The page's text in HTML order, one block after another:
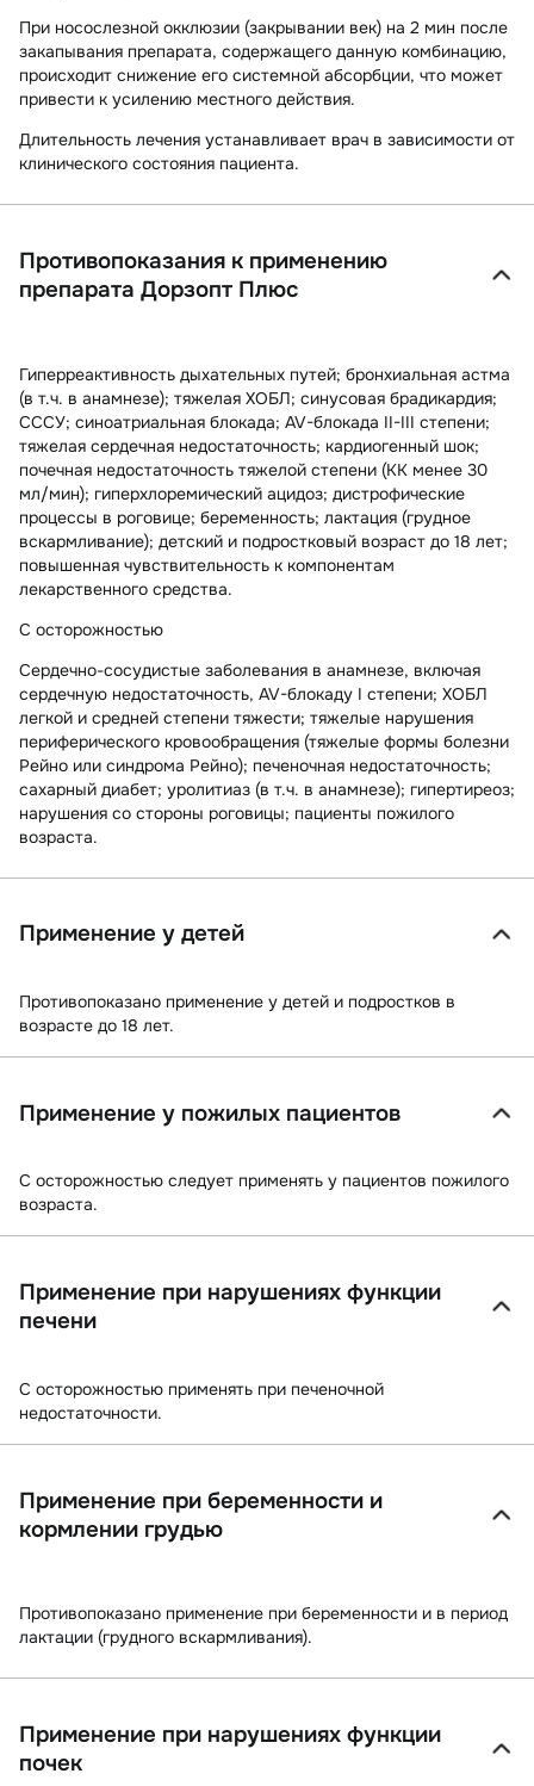
При носослезной окклюзии (закрывании век) на 2 мин после
закапывания препарата, содержащего данную комбинацию,
происходит снижение его системной абсорбции, что может
привести к усилению местного действия.
Длительность лечения устанавливает врач в зависимости от
клинического состояния пациента.
Противопоказания к применению
препарата Дорзопт Плюс
Гиперреактивность дыхательных путей; бронхиальная астма
(в т.ч. в анамнезе); тяжелая ХОБЛ; синусовая брадикардия;
СССУ; синоатриальная блокада; AV-блокада II-III степени;
тяжелая сердечная недостаточность; кардиогенный шок;
почечная недостаточность тяжелой степени (КК менее 30
мл/мин); гиперхлоремический ацидоз; дистрофические
процессы в роговице; беременность; лактация (грудное
вскармливание); детский и подростковый возраст до 18 лет;
повышенная чувствительность к компонентам
лекарственного средства.
С осторожностью
Сердечно-сосудистые заболевания в анамнезе, включая
сердечную недостаточность, AV-блокаду I степени; ХОБЛ
легкой и средней степени тяжести; тяжелые нарушения
периферического кровообращения (тяжелые формы болезни
Рейно или синдрома Рейно); печеночная недостаточность;
сахарный диабет; уролитиаз (в т.ч. в анамнезе); гипертиреоз;
нарушения со стороны роговицы; пациенты пожилого
возраста.
Применение у детей
Противопоказано применение у детей и подростков в
возрасте до 18 лет.
Применение у пожилых пациентов
С осторожностью следует применять у пациентов пожилого
возраста.
Применение при нарушениях функции
печени
С осторожностью применять при печеночной
недостаточности.
Применение при беременности и
кормлении грудью
Противопоказано применение при беременности и в период
лактации (грудного вскармливания).
Применение при нарушениях функции
почек